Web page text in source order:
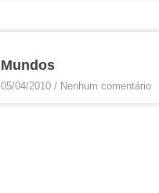
Mundos
05/04/2010 Nenhum comentário